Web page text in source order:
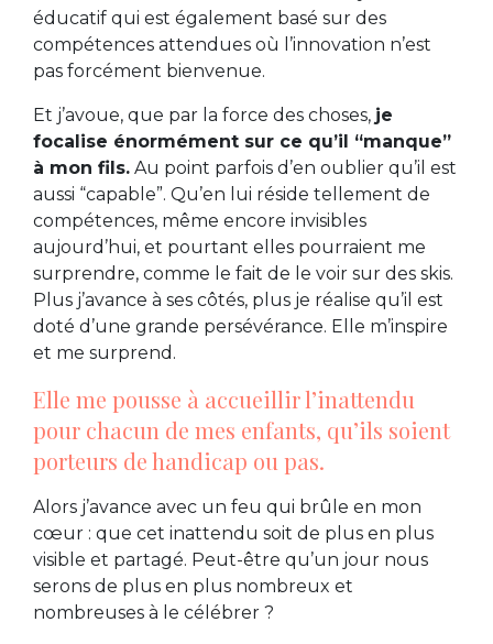
éducatif qui est également basé sur des
compétences attendues où l’innovation n’est
pas forcément bienvenue.
Et j’avoue, que par la force des choses, je
focalise énormément sur ce qu’il “manque”
à mon fils. Au point parfois d’en oublier qu’il est
aussi “capable”. Qu’en lui réside tellement de
compétences, même encore invisibles
aujourd’hui, et pourtant elles pourraient me
surprendre, comme le fait de le voir sur des skis.
Plus j’avance à ses côtés, plus je réalise qu’il est
doté d’une grande persévérance. Elle m’inspire
et me surprend.
Elle me pousse à accueillir l’inattendu
pour chacun de mes enfants, qu’ils soient
porteurs de handicap ou pas.
Alors j’avance avec un feu qui brûle en mon
cœur : que cet inattendu soit de plus en plus
visible et partagé. Peut-être qu’un jour nous
serons de plus en plus nombreux et
nombreuses à le célébrer ?